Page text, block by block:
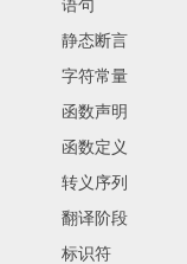
语句
静态断言
字符常量
函数声明
函数定义
转义序列
翻译阶段
标识符